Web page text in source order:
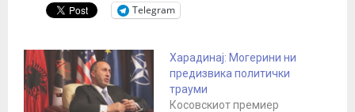
Telegram
Харадинај: Могерини ни
предизвика политички
трауми
Косовскиот премиер